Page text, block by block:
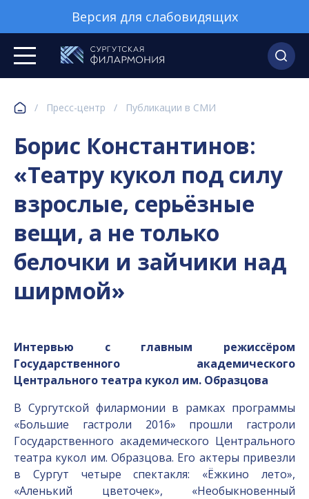
Версия для слабовидящих
/ Пресс-центр / Публикации в СМИ
Борис Константинов:
«Театру кукол под силу
взрослые, серьёзные
вещи, а не только
белочки и зайчики над
ширмой»
Интервью с главным режиссёром
Государственного академического
Центрального театра кукол им. Образцова
В Сургутской филармонии в рамках программы
«Большие гастроли 2016» прошли гастроли
Государственного академического Центрального
театра кукол им. Образцова. Его актеры привезли
в Сургут четыре спектакля: «Ёжкино лето»,
«Аленький цветочек», «Необыкновенный